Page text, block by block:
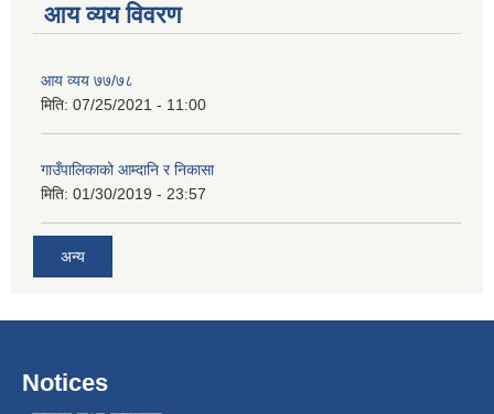
आय व्यय विवरण
आय व्यय ७७/७८
मिति: 07/25/2021 - 11:00
गाउँपालिकाको आम्दानि र निकासा
मिति: 01/30/2019 - 23:57
अन्य
Notices